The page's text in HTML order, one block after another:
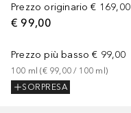
Prezzo originario € 169,00
€ 99,00
Prezzo più basso € 99,00
100 ml (€ 99,00 / 100 ml)
SORPRESA